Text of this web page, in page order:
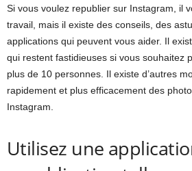
Si vous voulez republier sur Instagram, il
travail, mais il existe des conseils, des
applications qui peuvent vous aider. Il
qui restent fastidieuses si vous souhaitez
plus de 10 personnes. Il existe d’autres
rapidement et plus efficacement des
Instagram.
Utilisez une